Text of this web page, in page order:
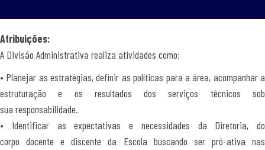
Atribuições:
A Divisão Administrativa realiza atividades como:
• Planejar as estratégias, definir as políticas para a área, acompanhar a
estruturação e os resultados dos serviços técnicos sob
sua responsabilidade.
• Identificar as expectativas e necessidades da Diretoria, do
corpo docente e discente da Escola buscando ser pró-ativa nas